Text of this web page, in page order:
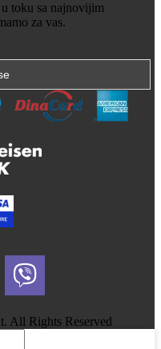
toku sa najnovijim
za vas.
All Rights Reserved